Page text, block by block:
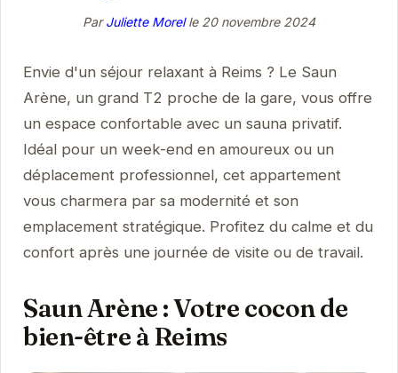
ParJuliette Morelle 20 novembre 2024
Envie d'un séjour relaxant à Reims ? Le Saun
Arène, un grand T2 proche de la gare, vous offre
un espace confortable avec un sauna privatif.
Idéal pour un week-end en amoureux ou un
déplacement professionnel, cet appartement
vous charmera par sa modernité et son
emplacement stratégique. Profitez du calme et du
confort après une journée de visite ou de travail.
Saun Arène : Votre cocon de
bien-être à Reims